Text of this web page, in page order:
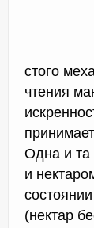
стого
чтения
Одна и та
и
(нектар